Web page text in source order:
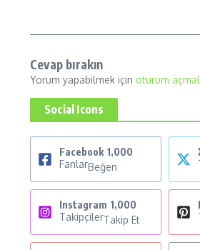
Cevap bırakın
Yorum yapabilmek için oturum
Social Icons
Facebook 1,000
FanlarBeğen
Instagram 1,000
TakipçilerTakip Et